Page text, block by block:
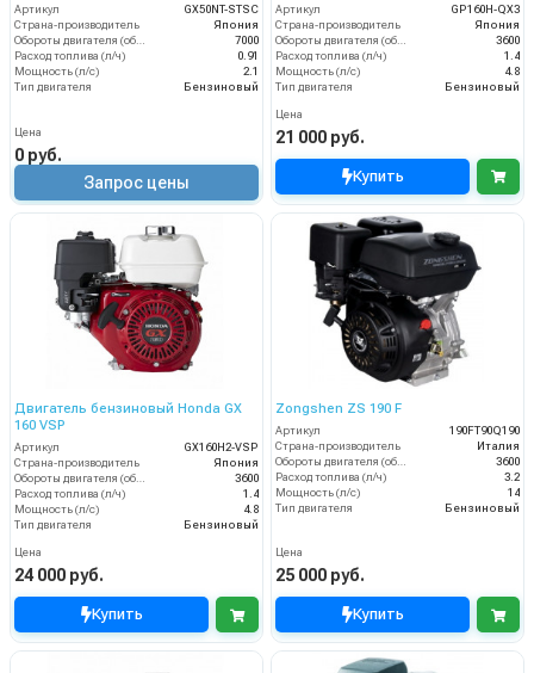
Артикул
GX50NT-STSC
Страна-производитель
Япония
7000
Расход топлива (л/ч)
0.91
Мощность (л/с)
2.1
Тип двигателя
Бензиновый
Цена
0 руб.
Запрос цены
Артикул
GP160H-QX3
Страна-производитель
Япония
3600
Расход топлива (л/ч)
1.4
Мощность (л/с)
4.8
Тип двигателя
Бензиновый
Цена
21 000 руб.
Купить
Двигатель бензиновый Honda GX
160 VSP
Артикул
GX160H2-VSP
Страна-производитель
Япония
Обороты двигателя (об/мин)
3600
Расход топлива (л/ч)
1.4
Мощность (л/с)
4.8
Тип двигателя
Бензиновый
Цена
24 000 руб.
Купить
Zongshen ZS 190 F
Артикул
190FT90Q190
Страна-производитель
Италия
Обороты двигателя (об/мин)
3600
Расход топлива (л/ч)
3.2
Мощность (л/с)
14
Тип двигателя
Бензиновый
Цена
25 000 руб.
Купить